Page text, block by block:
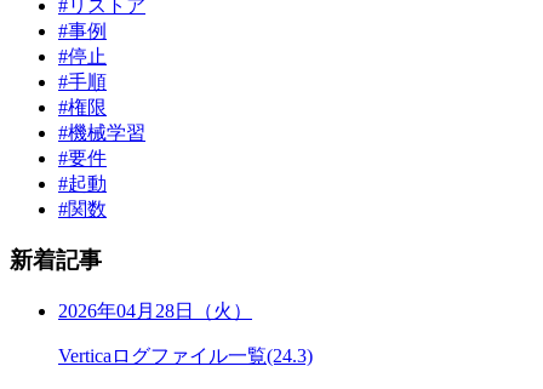
#リストア
#事例
#停止
#手順
#権限
#機械学習
#要件
#起動
#関数
新着記事
2026年04月28日（火）
Verticaログファイル一覧(24.3)